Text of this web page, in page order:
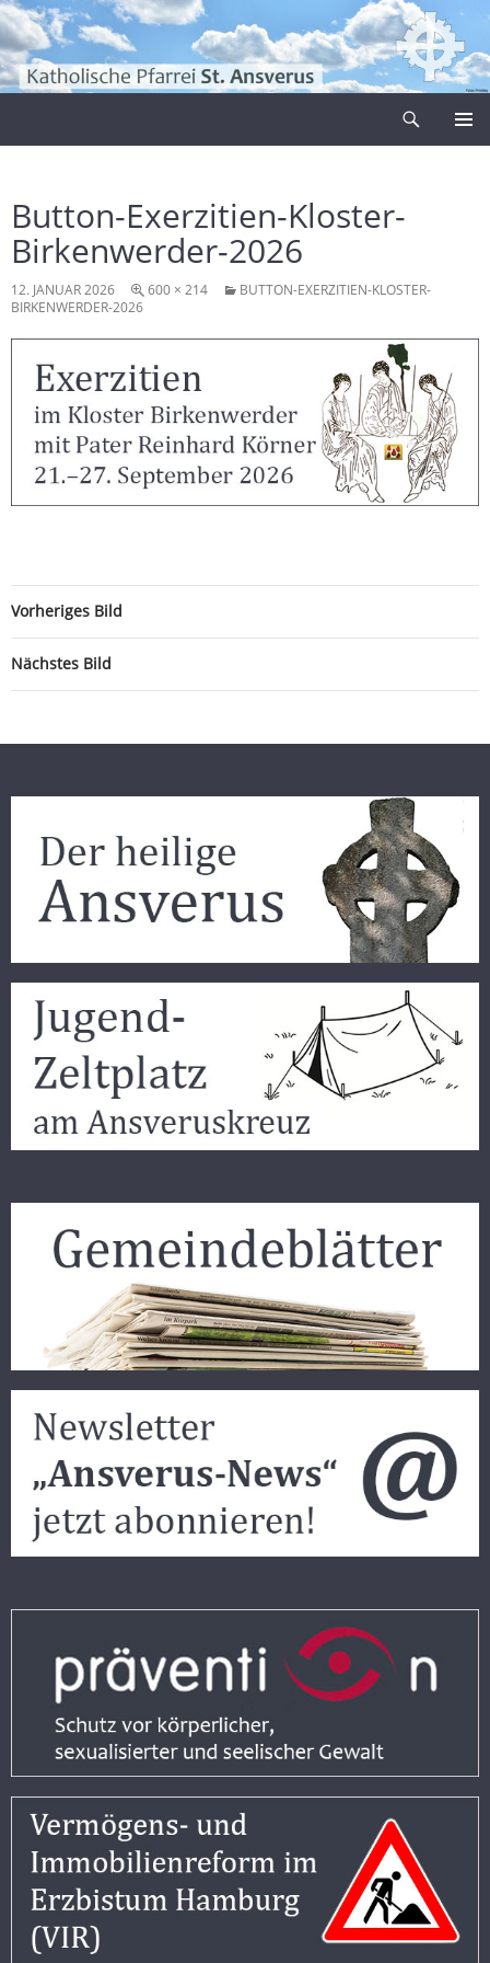
Zum
Inhalt
springen
Button-Exerzitien-Kloster-
Birkenwerder-2026
12. JANUAR 2026 600 × 214
BUTTON-EXERZITIEN-KLOSTER-
BIRKENWERDER-2026
Vorheriges Bild
Nächstes Bild